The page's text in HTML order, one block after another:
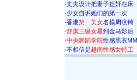
·丈夫设计把妻子捉奸在床
·少女自诉她们的第一次
·香港第一美女名模周汶锜
·舒淇三级女星到金马影后
·中央舞蹈学院性感黑衣MM
·不相信是越南性感女特工